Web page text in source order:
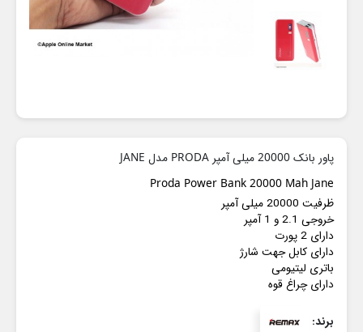
پاور بانک 20000 میلی آمپر PRODA مدل JANE
Proda Power Bank 20000 Mah Jane
ظرفیت 20000 میلی آمپر
خروجی 2.1 و 1 آمپر
دارای 2 پورت
دارای کابل جهت شارژ
باتری لیتیومی
دارای چراغ قوه
برند: